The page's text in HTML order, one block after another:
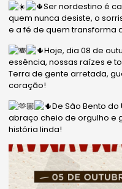
Ser nordestino é
quem nunca desiste, o
e a fé de quem transforma
Hoje, dia 08 de
essência, nossas raízes e
Terra de gente arretada,
coração!
De São Bento
abraço cheio de orgulho e
história linda!